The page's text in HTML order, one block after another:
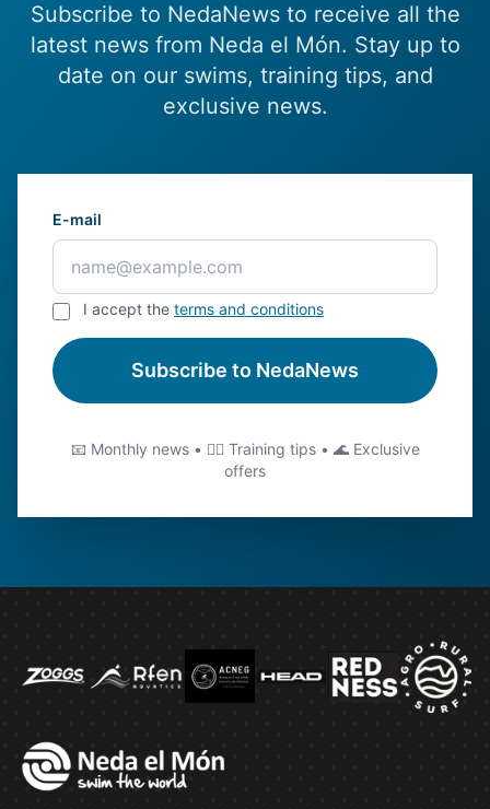
Subscribe to NedaNews to receive all the
latest news from Neda el Món. Stay up to
date on our swims, training tips, and
exclusive news.
E-mail
I accept the terms and conditions
Subscribe to NedaNews
📧 Monthly news • 🏊‍♂️ Training tips • 🌊 Exclusive
offers